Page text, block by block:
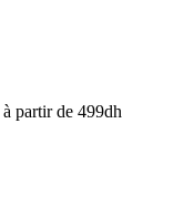
partir de 499dh